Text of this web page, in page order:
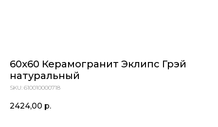
60х60 Керамогранит Эклипс Грэй
натуральный
SKU: 610010000718
2424,00 р.